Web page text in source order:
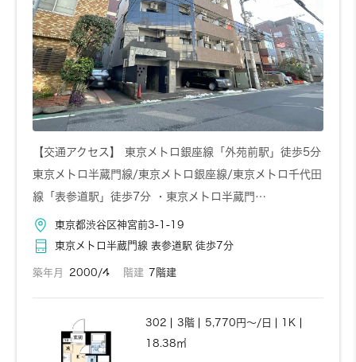
【交通アクセス】 東京メトロ銀座線「外苑前駅」徒歩5分
東京メトロ半蔵門線/東京メトロ銀座線/東京メトロ千代田
線「表参道駅」徒歩7分 ・東京メトロ半蔵門…
東京都渋谷区神宮前3-1-19
東京メトロ半蔵門線 表参道駅 徒歩7分
築年月 2000/4 階建 7階建
302 3階 5,770円～/日
1K
18.38㎡